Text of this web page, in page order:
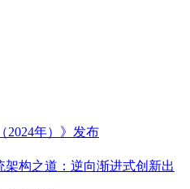
2024年）》发布
架构之道：逆向渐进式创新出